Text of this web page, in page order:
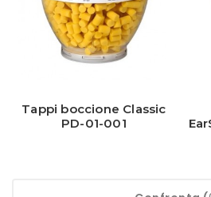
Tappi boccione Classic
PD-01-001